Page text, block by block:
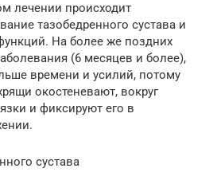
лечении происходит
тазобедренного сустава и
На более же поздних
(6 месяцев и более),
времени и усилий, потому
окостеневают, вокруг
и фиксируют его в
сустава